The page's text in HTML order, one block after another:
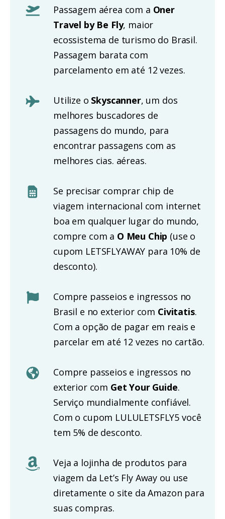
Passagem aérea com a Oner
Travel by Be Fly, maior
ecossistema de turismo do Brasil.
Passagem barata com
parcelamento em até 12 vezes.
Utilize o Skyscanner, um dos
melhores buscadores de
passagens do mundo, para
encontrar passagens com as
melhores cias. aéreas.
Se precisar comprar chip de
viagem internacional com internet
boa em qualquer lugar do mundo,
compre com a O Meu Chip (use o
cupom LETSFLYAWAY para 10% de
desconto).
Compre passeios e ingressos no
Brasil e no exterior com Civitatis.
Com a opção de pagar em reais e
parcelar em até 12 vezes no cartão.
Compre passeios e ingressos no
exterior com Get Your Guide.
Serviço mundialmente confiável.
Com o cupom LULULETSFLY5 você
tem 5% de desconto.
Veja a lojinha de produtos para
viagem da Let’s Fly Away ou use
diretamente o site da Amazon para
suas compras.